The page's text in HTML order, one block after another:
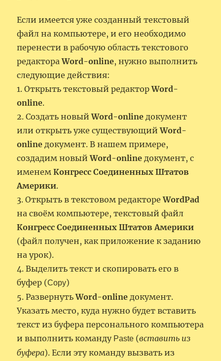
Если имеется уже созданный текстовый
файл на компьютере, и его необходимо
перенести в рабочую область текстового
редактораWord-online, нужно выполнить
следующие действия:
1. Открыть текстовый редакторWord-
online.
2. Создать новыйWord-online документ
или открыть уже существующийWord-
online документ. В нашем примере,
создадим новыйWord-online документ, с
именемКонгресс Соединенных Штатов
Америки.
3. Открыть в текстовом редактореWordPad
на своём компьютере, текстовый файл
Конгресс Соединенных Штатов Америки
(файл получен, как приложение к заданию
на урок).
4. Выделить текст и скопировать его в
буфер (Copy)
5. РазвернутьWord-online документ.
Указать место, куда нужно будет вставить
текст из буфера персонального компьютера
и выполнить команду Paste (вставить из
буфера). Если эту команду вызвать из